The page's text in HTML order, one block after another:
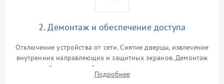
2. Демонтаж и обеспечение доступа
Отключение устройства от сети. Снятие дверцы, извлечение
внутренних направляющих и защитных экранов. Демонтаж
задней или верхней панели для прямого доступа к
нагревательным элементам, плате и вентиляторам.
Подробнее